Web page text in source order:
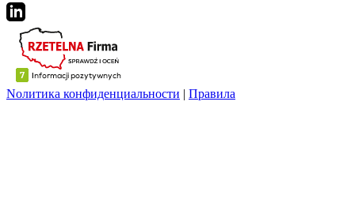
Nолитика конфиденциальности | Правила